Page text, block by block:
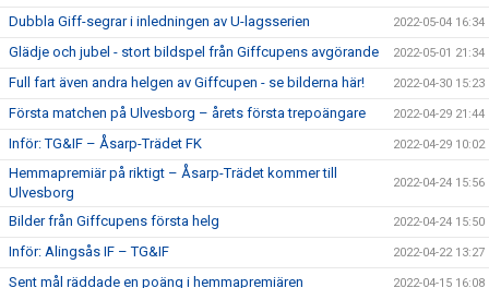
Dubbla Giff-segrar i inledningen av U-lagsserien 2022-05-04 16:34
Glädje och jubel - stort bildspel från Giffcupens avgörande 2022-05-01 21:34
Full fart även andra helgen av Giffcupen - se bilderna här! 2022-04-30 15:23
Första matchen på Ulvesborg – årets första trepoängare 2022-04-29 21:44
Inför: TG&IF – Åsarp-Trädet FK 2022-04-29 10:02
Hemmapremiär på riktigt – Åsarp-Trädet kommer till
Ulvesborg
2022-04-24 15:56
Bilder från Giffcupens första helg 2022-04-24 15:50
Inför: Alingsås IF – TG&IF 2022-04-22 13:27
Sent mål räddade en poäng i hemmapremiären 2022-04-15 16:08